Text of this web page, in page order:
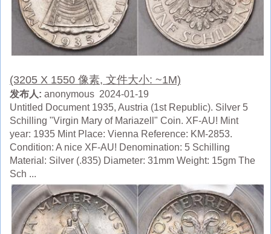
(3205 X 1550 像素, 文件大小: ~1M)
发布人: anonymous 2024-01-19
Untitled Document 1935, Austria (1st Republic). Silver 5
Schilling "Virgin Mary of Mariazell" Coin. XF-AU! Mint
year: 1935 Mint Place: Vienna Reference: KM-2853.
Condition: A nice XF-AU! Denomination: 5 Schilling
Material: Silver (.835) Diameter: 31mm Weight: 15gm The
Sch ...